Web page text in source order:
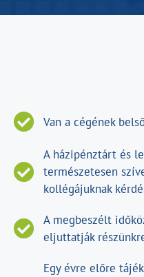
Van a cégének
A házipénztárt és
természetesen
kollégájuknak
A megbeszélt
eljuttatják
Egy évre előre